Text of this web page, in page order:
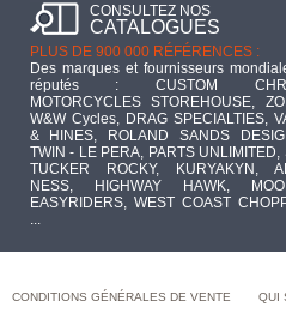
CONSULTEZ NOS
CATALOGUES
PLUS DE 900 000 RÉFÉRENCES :
Des marques et fournisseurs
réputés : CUSTOM
MOTORCYCLES STOREHOUSE,
W&W Cycles, DRAG SPECIALTIES,
& HINES, ROLAND SANDS
TWIN - LE PERA, PARTS UNLIMITED,
TUCKER ROCKY, KURYAKYN,
NESS, HIGHWAY HAWK,
EASYRIDERS, WEST COAST
CONDITIONS GÉNÉRALES DE VENTE QUI